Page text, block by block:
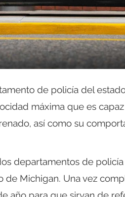
de policía del
máxima que es
así como su
departamentos de
de Michigan. Una vez